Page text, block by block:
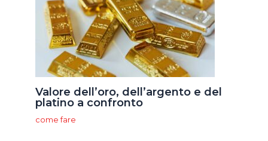
Valore dell’oro, dell’argento e del
platino a confronto
come fare